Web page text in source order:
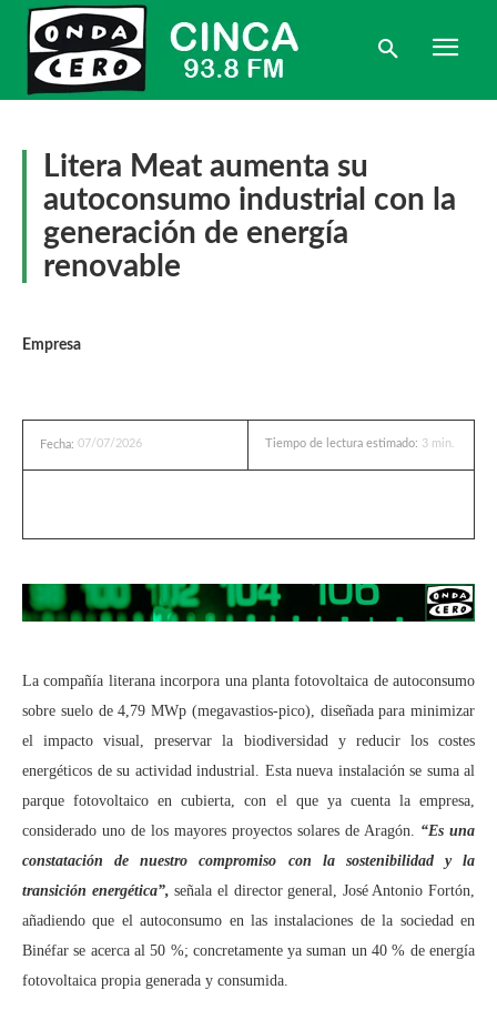
Litera Meat aumenta su
autoconsumo industrial con la
generación de energía
renovable
Empresa
Fecha: 07/07/2026 Tiempo de lectura estimado: 3 min.
La compañía literana incorpora una planta fotovoltaica de autoconsumo
sobre suelo de 4,79 MWp (megavastios-pico), diseñada para minimizar
el impacto visual, preservar la biodiversidad y reducir los costes
energéticos de su actividad industrial. Esta nueva instalación se suma al
parque fotovoltaico en cubierta, con el que ya cuenta la empresa,
considerado uno de los mayores proyectos solares de Aragón. “Es una
constatación de nuestro compromiso con la sostenibilidad y la
transición energética”, señala el director general, José Antonio Fortón,
añadiendo que el autoconsumo en las instalaciones de la sociedad en
Binéfar se acerca al 50 %; concretamente ya suman un 40 % de energía
fotovoltaica propia generada y consumida.